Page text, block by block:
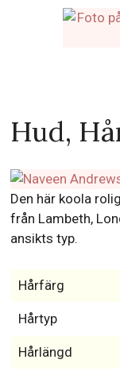
Hud,
Den här koola
från Lambeth,
ansikts typ.
Hårfärg
Hårtyp
Hårlängd